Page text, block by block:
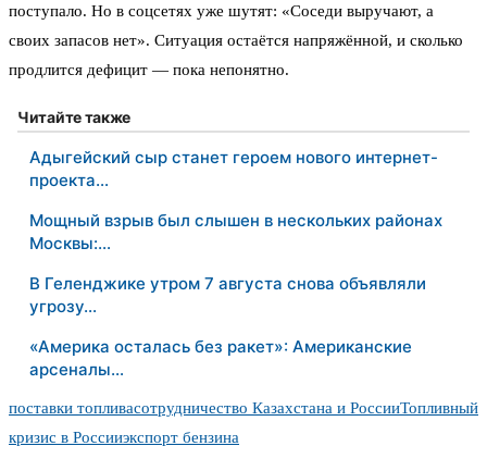
поступало. Но в соцсетях уже шутят: «Соседи выручают, а
своих запасов нет». Ситуация остаётся напряжённой, и сколько
продлится дефицит — пока непонятно.
Читайте также
Адыгейский сыр станет героем нового интернет-
проекта…
Мощный взрыв был слышен в нескольких районах
Москвы:…
В Геленджике утром 7 августа снова объявляли
угрозу…
«Америка осталась без ракет»: Американские
арсеналы…
поставки топливасотрудничество Казахстана и РоссииТопливный
кризис в Россииэкспорт бензина